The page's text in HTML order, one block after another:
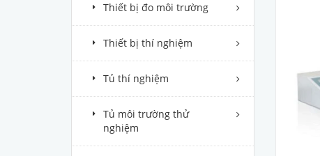
Thiết bị đo môi trường
Thiết bị thí nghiệm
Tủ thí nghiệm
Tủ môi trường thử
nghiệm